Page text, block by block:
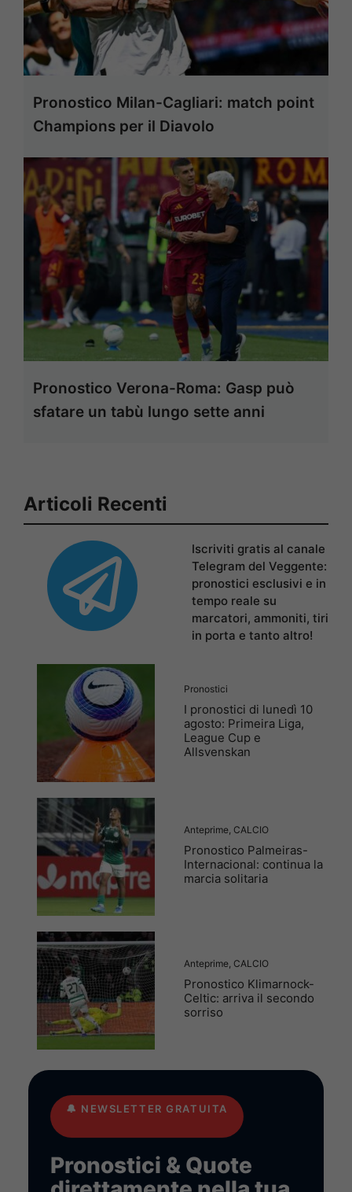
Pronostico Milan-Cagliari: match point
Champions per il Diavolo
Pronostico Verona-Roma: Gasp può
sfatare un tabù lungo sette anni
Articoli Recenti
Iscriviti gratis al canale
Telegram del Veggente:
pronostici esclusivi e in
tempo reale su
marcatori, ammoniti, tiri
in porta e tanto altro!
Pronostici
I pronostici di lunedì 10
agosto: Primeira Liga,
League Cup e
Allsvenskan
Anteprime, CALCIO
Pronostico Palmeiras-
Internacional: continua la
marcia solitaria
Anteprime, CALCIO
Pronostico Klimarnock-
Celtic: arriva il secondo
sorriso
🔔 NEWSLETTER GRATUITA
Pronostici & Quote